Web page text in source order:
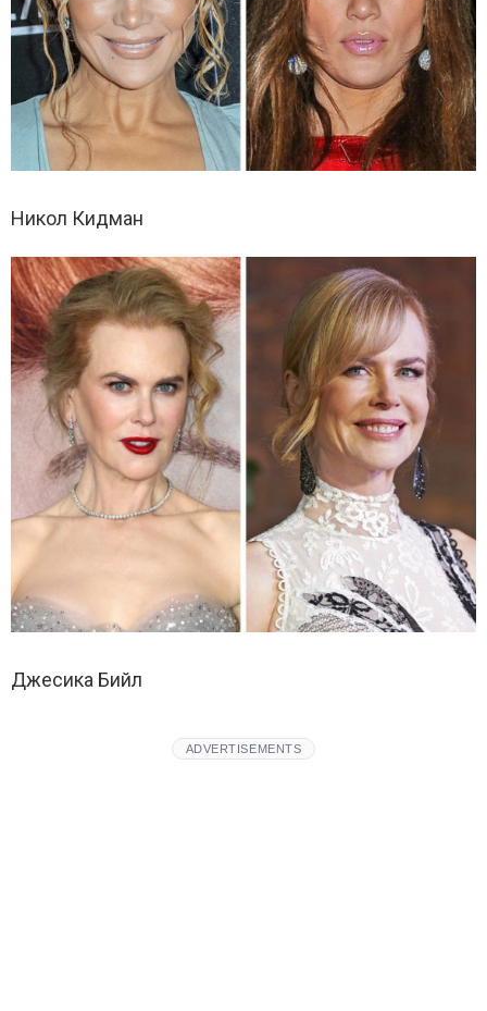
Никол Кидман
Джесика Бийл
ADVERTISEMENTS